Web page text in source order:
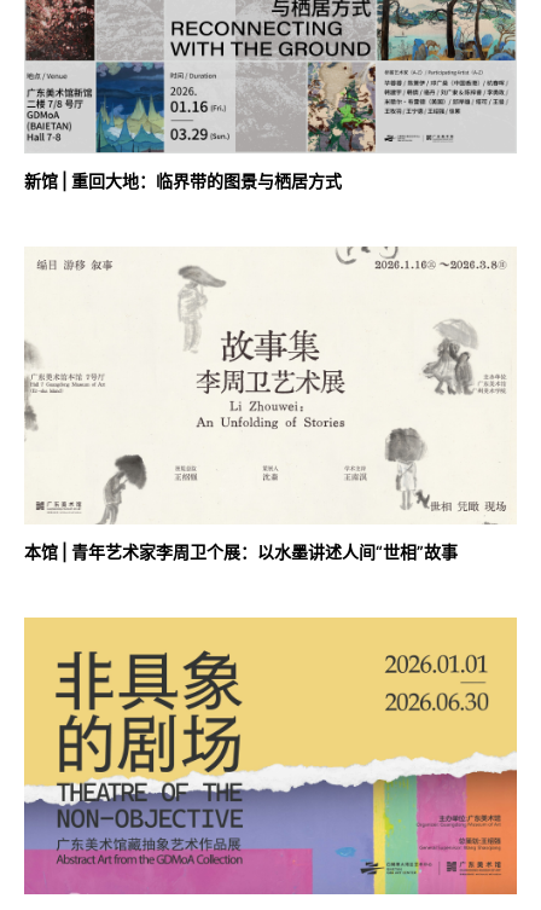
新馆 | 重回大地：临界带的图景与栖居方式
本馆 | 青年艺术家李周卫个展：以水墨讲述人间“世相”故事